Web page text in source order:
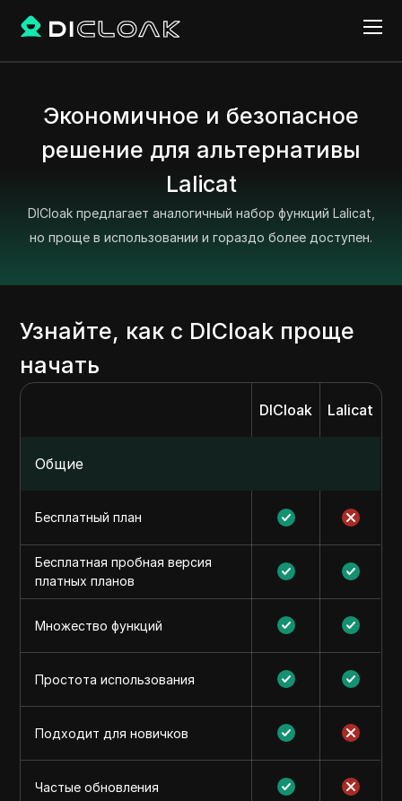
Экономичное и безопасное
решение для альтернативы
Lalicat
DICloak предлагает аналогичный набор функций Lalicat,
но проще в использовании и гораздо более доступен.
Узнайте, как с DICloak проще
начать
DICloak Lalicat
Общие
Бесплатный план
Бесплатная пробная версия
платных планов
Множество функций
Простота использования
Подходит для новичков
Частые обновления